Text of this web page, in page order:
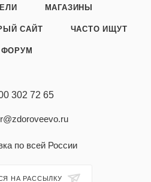
МАГАЗИНЫ
САЙТ ЧАСТО ИЩУТ
ФОРУМ
302 72 65
по всей России
НА РАССЫЛКУ